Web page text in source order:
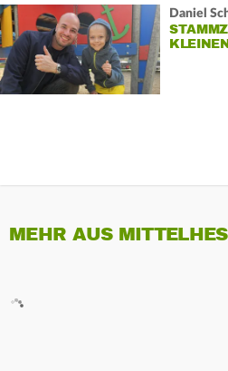
Daniel
MEHR AUS